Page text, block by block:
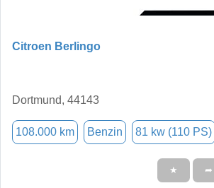
Citroen Berlingo
Dortmund, 44143
108.000 km Benzin 81 kw (110 PS)
★ ➦